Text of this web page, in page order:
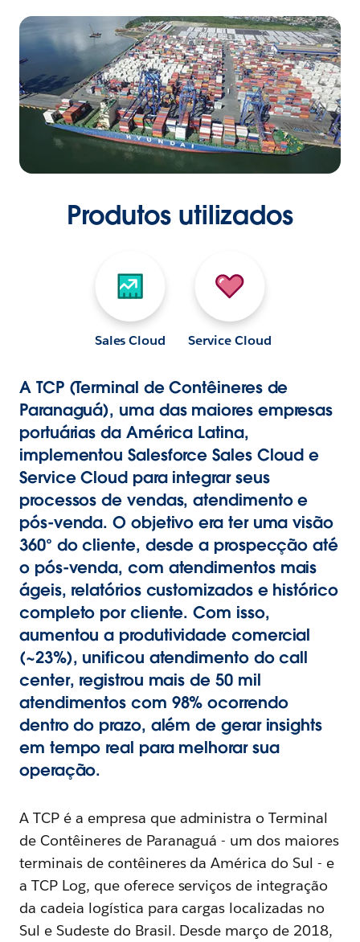
Produtos utilizados
Sales Cloud Service Cloud
A TCP (Terminal de Contêineres de
Paranaguá), uma das maiores empresas
portuárias da América Latina,
implementou Salesforce Sales Cloud e
Service Cloud para integrar seus
processos de vendas, atendimento e
pós-venda. O objetivo era ter uma visão
360° do cliente, desde a prospecção até
o pós-venda, com atendimentos mais
ágeis, relatórios customizados e histórico
completo por cliente. Com isso,
aumentou a produtividade comercial
(~23%), unificou atendimento do call
center, registrou mais de 50 mil
atendimentos com 98% ocorrendo
dentro do prazo, além de gerar insights
em tempo real para melhorar sua
operação.
A TCP é a empresa que administra o Terminal
de Contêineres de Paranaguá - um dos maiores
terminais de contêineres da América do Sul - e
a TCP Log, que oferece serviços de integração
da cadeia logística para cargas localizadas no
Sul e Sudeste do Brasil. Desde março de 2018,